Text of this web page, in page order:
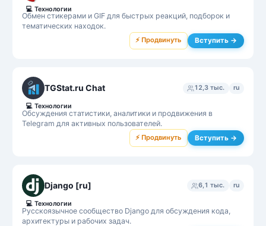
Обмен стикерами и GIF для быстрых реакций, подборок и
тематических находок.
💻 Технологии
⚡ Продвинуть Вступить →
TGStat.ru Chat 12,3 тыс. ru
Обсуждения статистики, аналитики и продвижения в
Telegram для активных пользователей.
💻 Технологии
⚡ Продвинуть Вступить →
Django [ru] 6,1 тыс. ru
Русскоязычное сообщество Django для обсуждения кода,
архитектуры и рабочих задач.
💻 Технологии